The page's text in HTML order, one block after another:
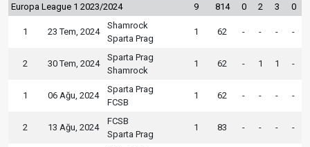
Europa League 1 2023/2024 9 814 0 2 3 0
1 23 Tem, 2024
Shamrock
Sparta Prag
1 62 - - - -
2 30 Tem, 2024
Sparta Prag
Shamrock
1 62 - 1 1 -
1 06 Ağu, 2024
Sparta Prag
FCSB
1 62 - - - -
2 13 Ağu, 2024
FCSB
Sparta Prag
1 83 - - - -